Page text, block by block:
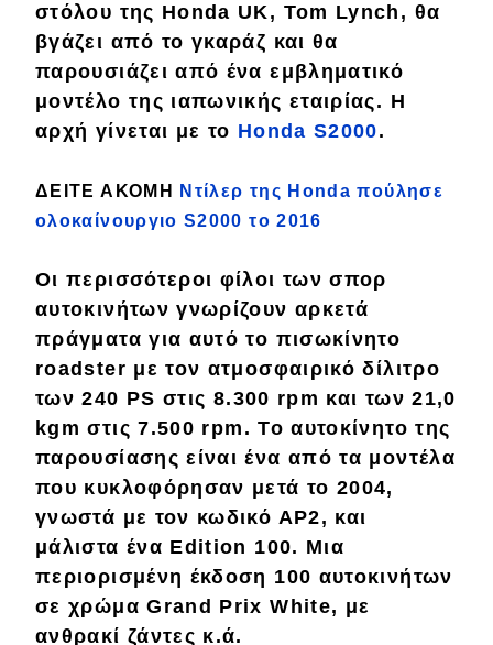
Αγορά
Απόψεις
Test Drive
Δοκιμή
Συγκρίνουμε
Αγώνες
Formula 1
WRC
Motorsport
Eco
Νέα
στόλου της Honda UK, Tom Lynch , θα
βγάζει από το γκαράζ και θα
παρουσιάζει από ένα εμβληματικό
μοντέλο της ιαπωνικής εταιρίας. Η
αρχή γίνεται με το Honda S2000.
ΔΕΙΤΕ ΑΚΟΜΗ
Ντίλερ της Honda πούλησε
ολοκαίνουργιο S2000 το 2016
Οι περισσότεροι φίλοι τωνσπορ
αυτοκινήτων γνωρίζουν αρκετά
πράγματα για αυτό το πισωκίνητο
roadster με τον ατμοσφαιρικό δίλιτρο
των240 PS στις 8.300 rpm και των21,0
kgm στις7.500 rpm . Το αυτοκίνητο της
παρουσίασης είναι ένα από τα μοντέλα
που κυκλοφόρησαν μετά το 2004,
γνωστά με τον κωδικό ΑΡ2, και
μάλιστα ένα Edition 100. Μια
περιορισμένη έκδοση 100 αυτοκινήτων
σε χρώμαGrand Prix White, με
ανθρακί ζάντες κ.ά.